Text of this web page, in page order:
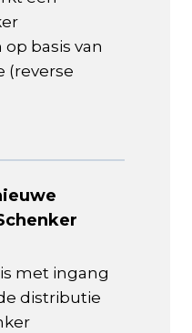
basis van
(reverse
is met ingang
distributie